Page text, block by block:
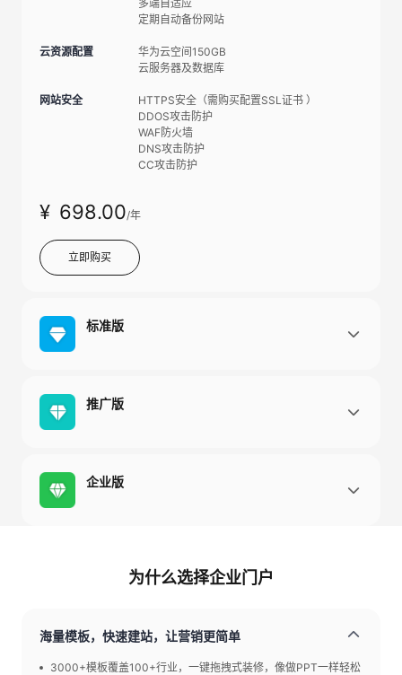
多端自适应
定期自动备份网站
云资源配置
华为云空间150GB
云服务器及数据库
网站安全
HTTPS安全（需购买配置SSL证书 ）
DDOS攻击防护
WAF防火墙
DNS攻击防护
CC攻击防护
¥ 698.00/年
立即购买
标准版
推广版
企业版
为什么选择企业门户
海量模板，快速建站，让营销更简单
3000+模板覆盖100+行业，一键拖拽式装修，像做PPT一样轻松